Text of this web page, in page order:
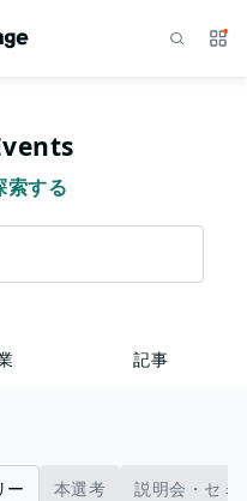
サ
索する
記事
ー 本選考 説明会・セミ